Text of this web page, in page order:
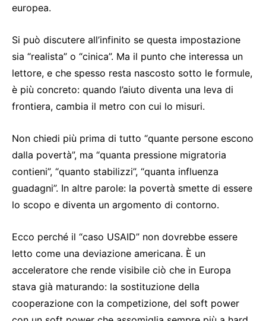
europea.
Si può discutere all’infinito se questa impostazione
sia “realista” o “cinica”. Ma il punto che interessa un
lettore, e che spesso resta nascosto sotto le formule,
è più concreto: quando l’aiuto diventa una leva di
frontiera, cambia il metro con cui lo misuri.
Non chiedi più prima di tutto “quante persone escono
dalla povertà”, ma “quanta pressione migratoria
contieni”, “quanto stabilizzi”, “quanta influenza
guadagni”. In altre parole: la povertà smette di essere
lo scopo e diventa un argomento di contorno.
Ecco perché il “caso USAID” non dovrebbe essere
letto come una deviazione americana. È un
acceleratore che rende visibile ciò che in Europa
stava già maturando: la sostituzione della
cooperazione con la competizione, del soft power